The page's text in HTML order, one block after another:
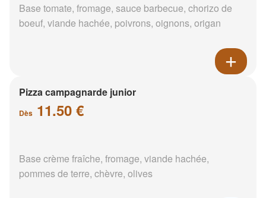
Base tomate, fromage, sauce barbecue, chorizo de
boeuf, viande hachée, poivrons, oignons, origan
Pizza campagnarde junior
Dès 11.50 €
Base crème fraîche, fromage, viande hachée,
pommes de terre, chèvre, olives